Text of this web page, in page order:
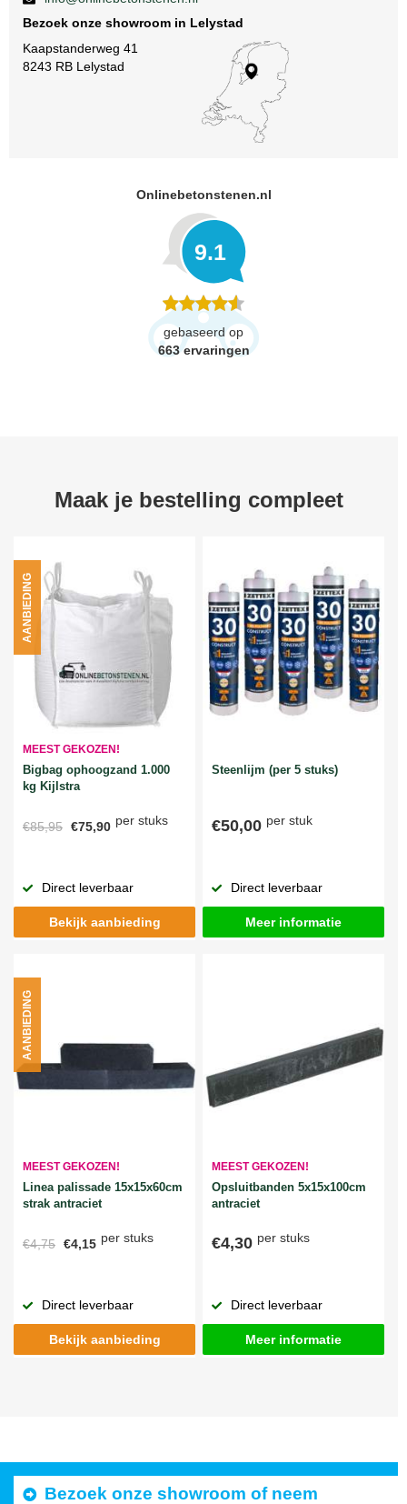
Bezoek onze showroom in Lelystad
Kaapstanderweg 41
8243 RB Lelystad
Onlinebetonstenen.nl
9.1
gebaseerd op
663 ervaringen
Maak je bestelling compleet
MEEST GEKOZEN!
Bigbag ophoogzand 1.000
kg Kijlstra
€85,95 €75,90 per stuks
AANBIEDING
Direct leverbaar
Bekijk aanbieding
Steenlijm (per 5 stuks)
€50,00 per stuk
Direct leverbaar
Meer informatie
MEEST GEKOZEN!
Linea palissade 15x15x60cm
strak antraciet
€4,75 €4,15 per stuks
AANBIEDING
Direct leverbaar
Bekijk aanbieding
MEEST GEKOZEN!
Opsluitbanden 5x15x100cm
antraciet
€4,30 per stuks
Direct leverbaar
Meer informatie
Bezoek onze showroom of neem